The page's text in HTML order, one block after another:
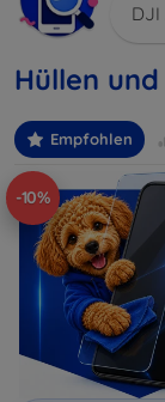
DJI
Hüllen
Empfohlen
-10%